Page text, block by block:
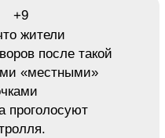
+9
жители
после такой
«местными»
проголосуют